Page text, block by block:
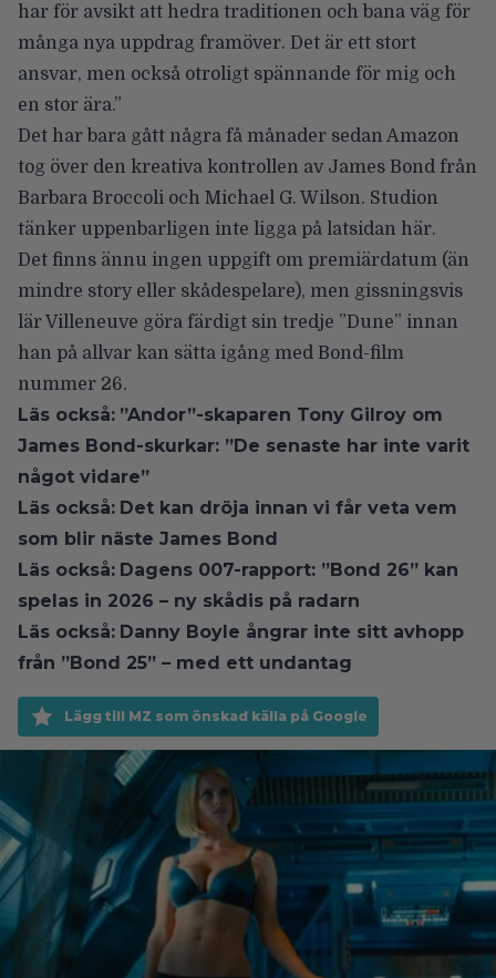
har för avsikt att hedra traditionen och bana väg för
många nya uppdrag framöver. Det är ett stort
ansvar, men också otroligt spännande för mig och
en stor ära.”
Det har bara gått några få månader sedan Amazon
tog över den kreativa kontrollen av James Bond från
Barbara Broccoli och Michael G. Wilson. Studion
tänker uppenbarligen inte ligga på latsidan här.
Det finns ännu ingen uppgift om premiärdatum (än
mindre story eller skådespelare), men gissningsvis
lär Villeneuve göra färdigt sin tredje ”Dune” innan
han på allvar kan sätta igång med Bond-film
nummer 26.
Läs också: ”Andor”-skaparen Tony Gilroy om
James Bond-skurkar: ”De senaste har inte varit
något vidare”
Läs också: Det kan dröja innan vi får veta vem
som blir näste James Bond
Läs också: Dagens 007-rapport: ”Bond 26” kan
spelas in 2026 – ny skådis på radarn
Läs också: Danny Boyle ångrar inte sitt avhopp
från ”Bond 25” – med ett undantag
Lägg till MZ som önskad källa på Google